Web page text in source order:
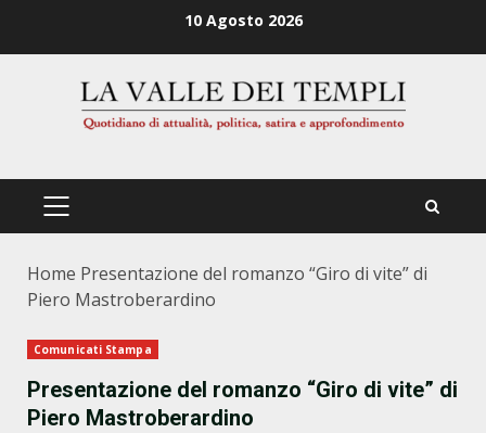
10 Agosto 2026
PRIMÄRES
Home Presentazione del romanzo “Giro di vite” di
Piero Mastroberardino
Comunicati Stampa
Presentazione del romanzo “Giro di vite” di
Piero Mastroberardino